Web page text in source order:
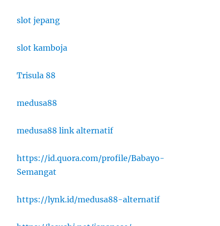
slot jepang
slot kamboja
Trisula 88
medusa88
medusa88 link alternatif
https://id.quora.com/profile/Babayo-
Semangat
https://lynk.id/medusa88-alternatif